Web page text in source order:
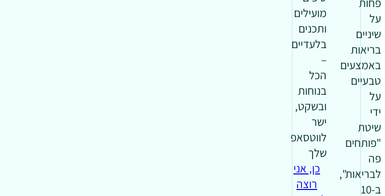
על
שיניים
בריאות
באמצעים
טבעיים
על
ידי
שיטת
"פותחים
פה
לבריאות",
ב-10
מועילים
ותכנים
בלעדיים
–
הכל
בנוחות
ובשקט,
ישר
לווטסאפ
שלך
כן, אני
רוצה